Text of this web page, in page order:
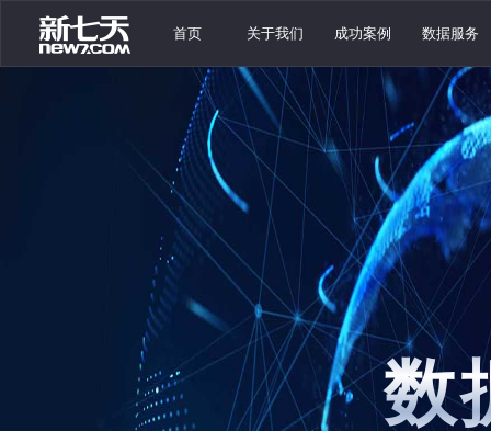
首页 关于我们 成功案例 数据服务
数